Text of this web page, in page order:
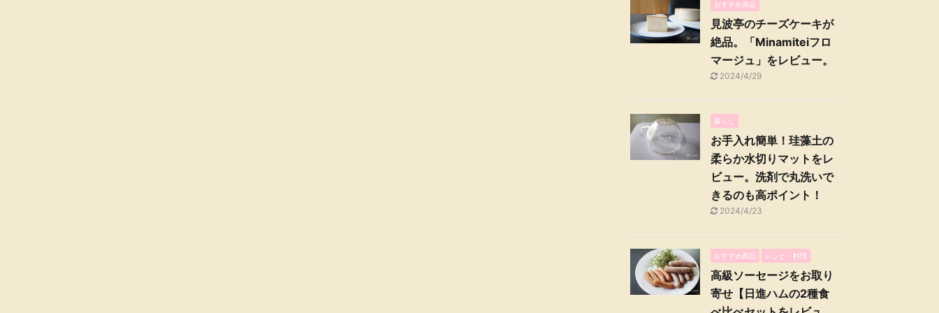
おすすめ商品
見波亭のチーズケーキが
絶品。「Minamiteiフロ
マージュ」をレビュー。
2024/4/29
暮らし
お手入れ簡単！珪藻土の
柔らか水切りマットをレ
ビュー。洗剤で丸洗いで
きるのも高ポイント！
2024/4/23
おすすめ商品 レシピ・料理
高級ソーセージをお取り
寄せ【日進ハムの2種食